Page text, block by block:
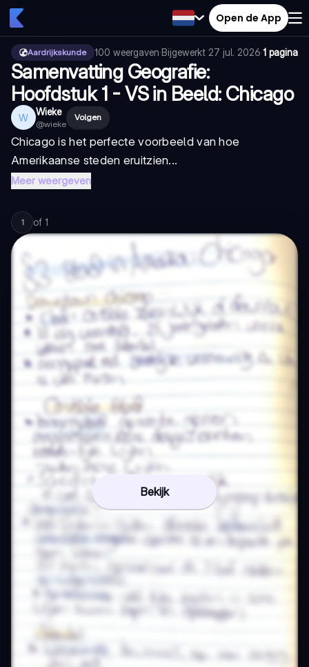
Open de App
Aardrijkskunde 100 weergaven·Bijgewerkt 27 jul. 2026·1 pagina
Samenvatting Geografie:
Hoofdstuk 1 - VS in Beeld: Chicago
W Wieke
@wieke
Volgen
Chicago is het perfecte voorbeeld van hoe
Amerikaanse steden eruitzien...
Meer weergeven
1 of 1
Bekijk